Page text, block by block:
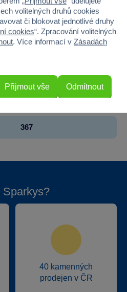
3
HOLKA, KLUK
24.2
367
Sparkys?
40 kamenných
prodejen v ČR
volitelných druhů cookies
či blokovat jednotlivé druhy
cookies“. Zpracování volitelných
. Více informací v Zásadách
Odmítnout
Přijmout vše